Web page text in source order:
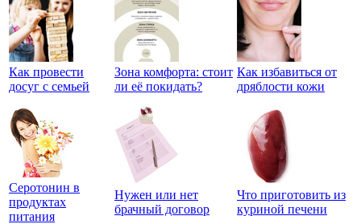
Как провести
досуг с семьей
Зона комфорта: стоит
ли её покидать?
Как избавиться от
дряблости кожи
Серотонин в
продуктах
питания
Нужен или нет
брачный договор
Что приготовить из
куриной печени